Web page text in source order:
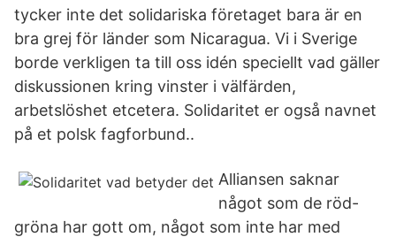
tycker inte det solidariska företaget bara är en
bra grej för länder som Nicaragua. Vi i Sverige
borde verkligen ta till oss idén speciellt vad gäller
diskussionen kring vinster i välfärden,
arbetslöshet etcetera. Solidaritet er også navnet
på et polsk fagforbund..
Alliansen saknar
något som de röd-
gröna har gott om, något som inte har med